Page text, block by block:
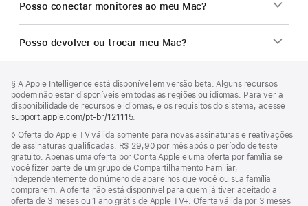
Posso conectar monitores ao meu Mac?
Posso devolver ou trocar meu Mac?
de
rodapé
Nota
de
rodapé
§ A Apple Intelligence está disponível em versão beta. Alguns recursos
podem não estar disponíveis em todas as regiões ou idiomas. Para ver a
disponibilidade de recursos e idiomas, e os requisitos do sistema, acesse
support.apple.com/pt-br/121115(o
abre
em
uma
nova
janela)
.
Nota
de
rodapé
◊ Oferta do Apple TV válida somente para novas assinaturas e reativações
de assinaturas qualificadas. R$ 29,90 por mês após o período de teste
gratuito. Apenas uma oferta por Conta Apple e uma oferta por família se
você fizer parte de um grupo de Compartilhamento Familiar,
independentemente do número de aparelhos que você ou sua família
comprarem. A oferta não está disponível para quem já tiver aceitado a
oferta de 3 meses ou 1 ano grátis de Apple TV+. Oferta válida por 3 meses